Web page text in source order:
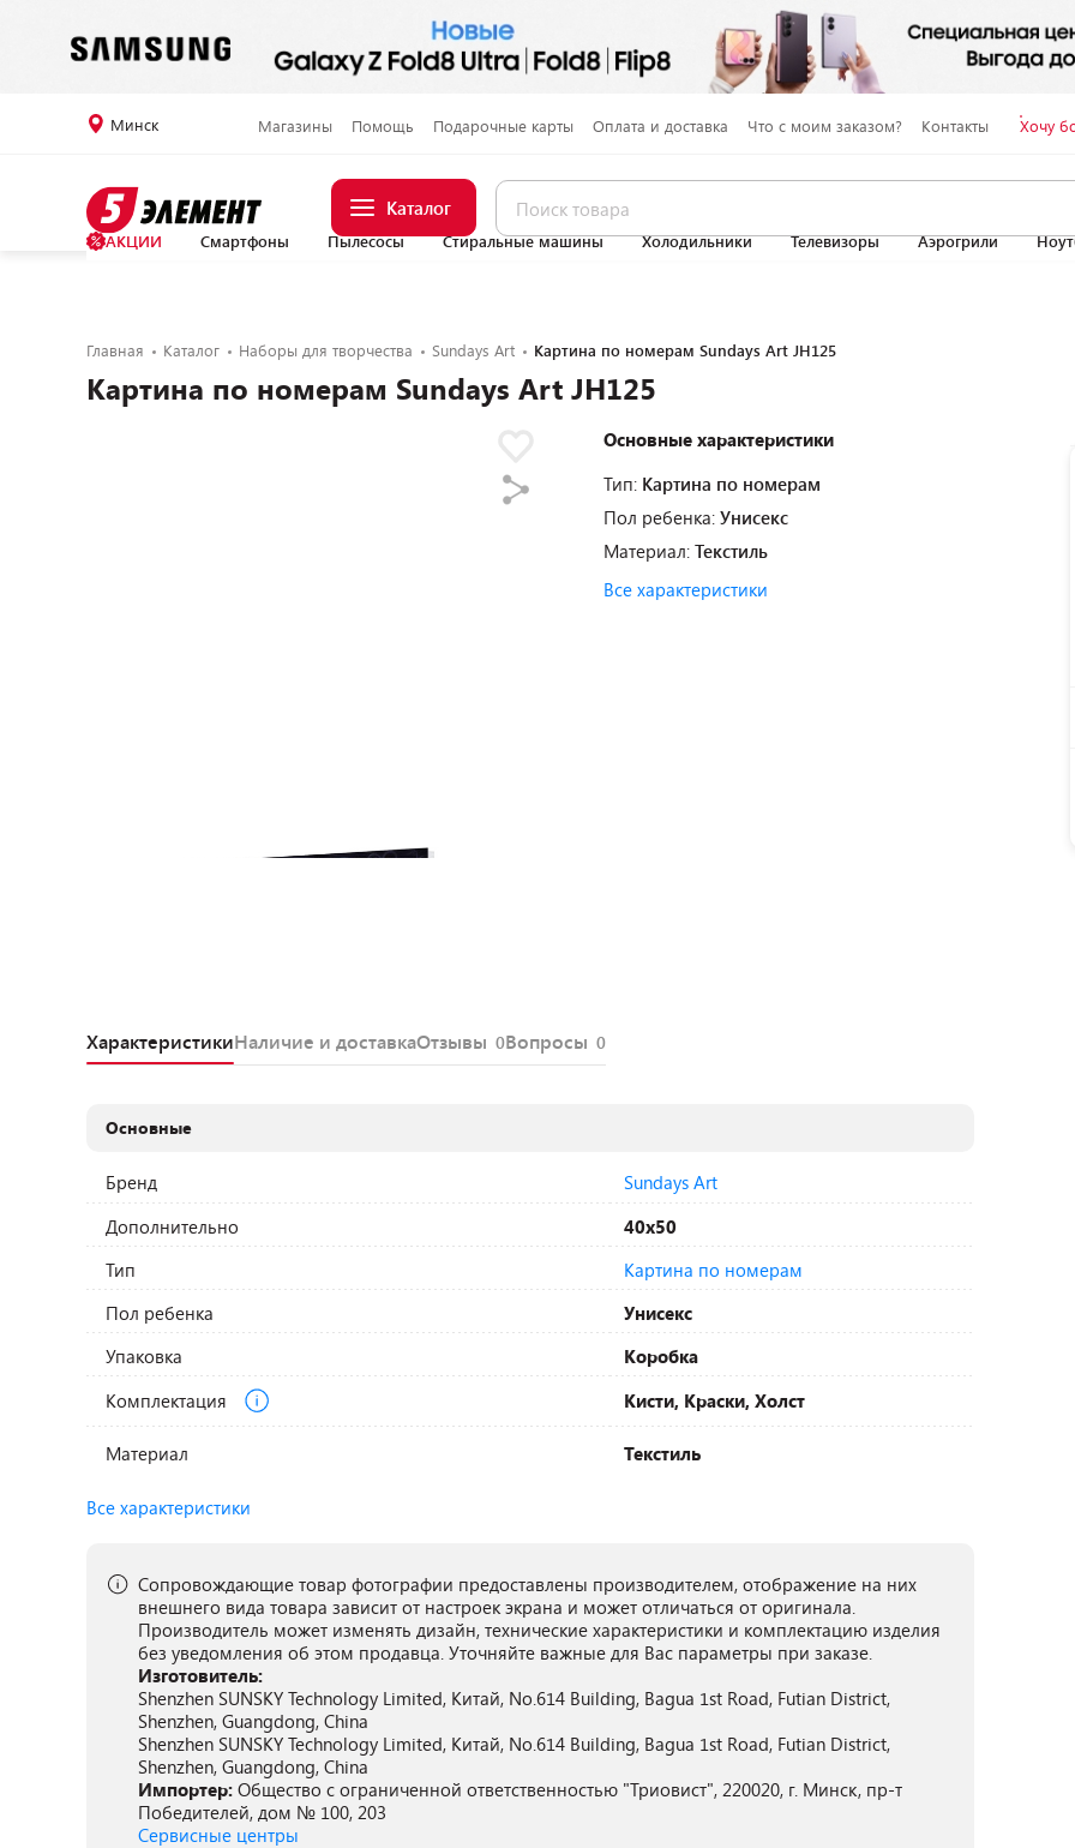
Минск Магазины Помощь Подарочные карты Оплата и доставка Что с моим заказом? Контакты Хочу
Каталог
АКЦИИ Смартфоны Пылесосы Стиральные машины Холодильники Телевизоры Аэрогрили
Главная Каталог Наборы для творчества Sundays Art Картина по номерам Sundays Art JH125
Картина по номерам Sundays Art JH125
Основные характеристики
Тип: Картина по номерам
Пол ребенка: Унисекс
Материал: Текстиль
Все характеристики
ХарактеристикиНаличие и доставкаОтзывы 0Вопросы 0
Основные
Бренд
Sundays Art
Дополнительно
40х50
Тип
Картина по номерам
Пол ребенка
Унисекс
Упаковка
Коробка
Комплектация
Кисти, Краски, Холст
Материал Текстиль
Все характеристики
Сопровождающие товар фотографии предоставлены производителем, отображение на них
внешнего вида товара зависит от настроек экрана и может отличаться от оригинала.
Производитель может изменять дизайн, технические характеристики и комплектацию изделия
без уведомления об этом продавца. Уточняйте важные для Вас параметры при заказе.
Изготовитель:
Shenzhen SUNSKY Technology Limited, Китай, No.614 Building, Bagua 1st Road, Futian District,
Shenzhen, Guangdong, China
Shenzhen SUNSKY Technology Limited, Китай, No.614 Building, Bagua 1st Road, Futian District,
Shenzhen, Guangdong, China
Импортер: Общество с ограниченной ответственностью "Триовист", 220020, г. Минск, пр-т
Победителей, дом № 100, 203
Сервисные центры